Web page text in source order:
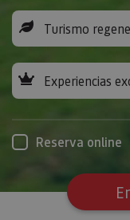
Turismo
Experiencias
Reserva online